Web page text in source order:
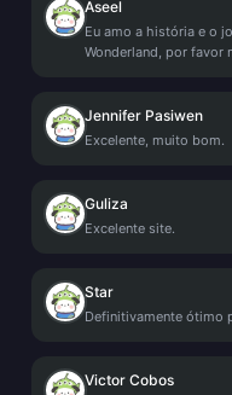
Aseel
Eu amo a história e o
Wonderland, por favor
Jennifer Pasiwen
Excelente, muito bom.
Guliza
Excelente site.
Star
Definitivamente ótimo
Victor Cobos